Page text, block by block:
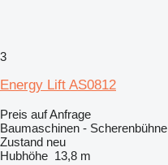
3
Energy Lift AS0812
Preis auf Anfrage
Baumaschinen - Scherenbühne
Zustand neu
Hubhöhe 13,8 m